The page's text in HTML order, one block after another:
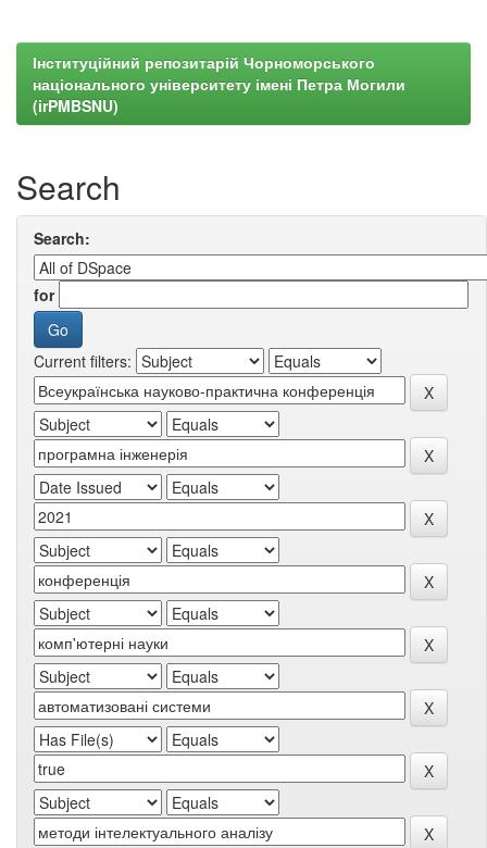
Інституційний репозитарій Чорноморського
національного університету імені Петра Могили
(irPMBSNU)
Search
Search:
for
Current filters: